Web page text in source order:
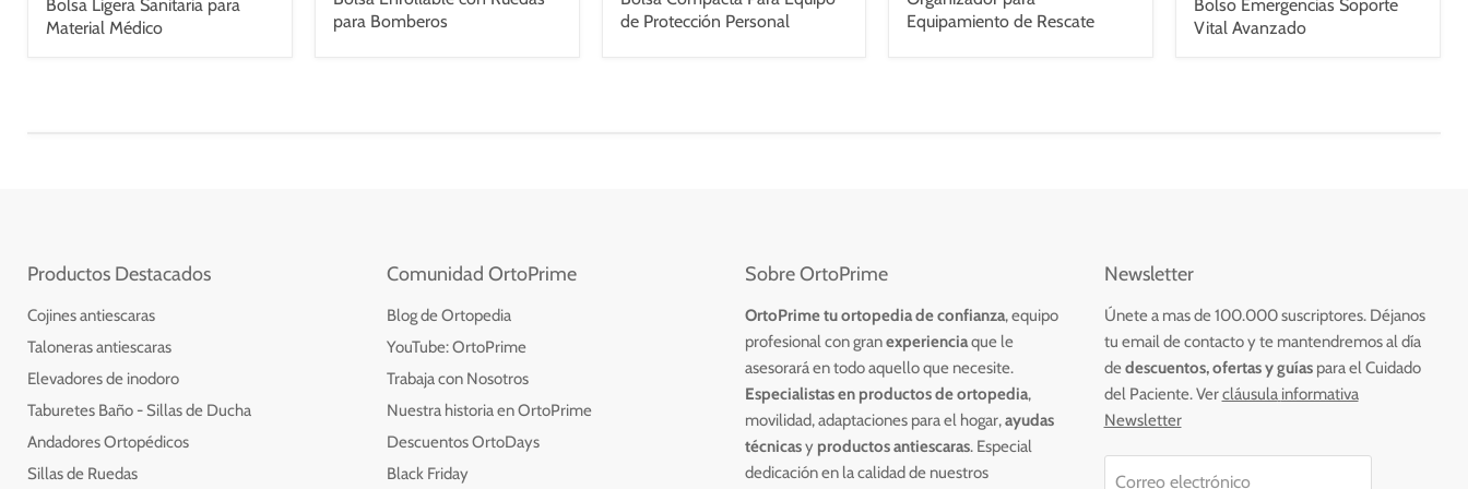
Bolsa Ligera Sanitaria para
Material Médico
para Bomberos
de Protección Personal
Equipamiento de Rescate
Bolso Emergencias Soporte
Vital Avanzado
Productos Destacados
Cojines antiescaras
Taloneras antiescaras
Elevadores de inodoro
Taburetes Baño - Sillas de Ducha
Andadores Ortopédicos
Sillas de Ruedas
Comunidad OrtoPrime
Blog de Ortopedia
YouTube: OrtoPrime
Trabaja con Nosotros
Nuestra historia en OrtoPrime
Descuentos OrtoDays
Black Friday
Sobre OrtoPrime
OrtoPrime tu ortopedia de confianza, equipo
profesional congranexperienciaque le
asesorará en todo aquello que necesite.
Especialistas en productos de ortopedia,
movilidad, adaptaciones para el hogar,ayudas
técnicasy productos antiescaras. Especial
dedicación en la calidad de nuestros
Newsletter
Únete a mas de 100.000 suscriptores. Déjanos
tu email de contacto y te mantendremos al día
dedescuentos, ofertasy guíaspara el Cuidado
del Paciente.Vercláusula informativa
Newsletter
Correo electrónico